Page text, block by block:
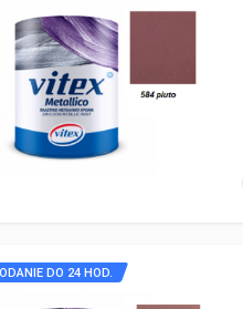
DO 24 HOD.